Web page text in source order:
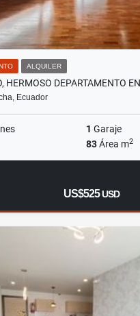
ALQUILER
HERMOSO DEPARTAMENTO
Ecuador
1 Garaje
83Área m2
US$525USD